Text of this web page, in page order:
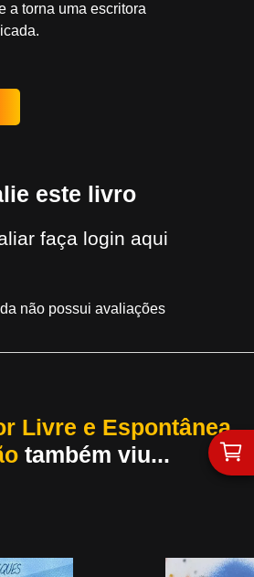
a torna uma escritora
este livro
faça login aqui
não possui avaliações
Livre e Espontânea
também viu...